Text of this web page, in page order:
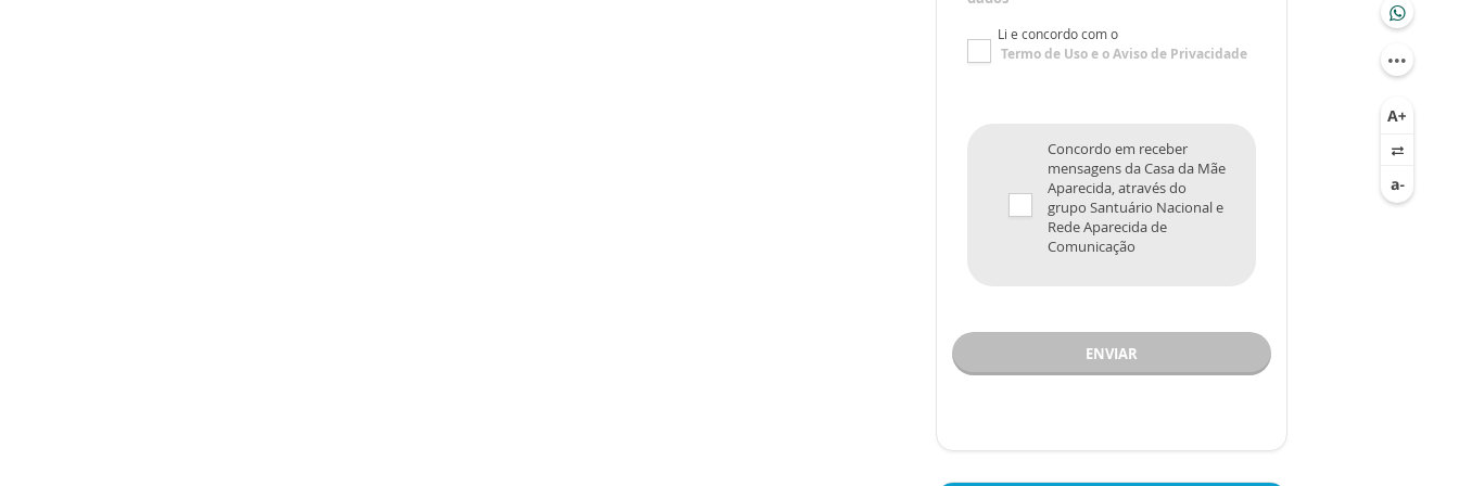
Li e concordo com o
Termo de Usoe oAviso de Privacidade
Concordo em receber
mensagens da Casa da Mãe
Aparecida, através do
grupo Santuário Nacional e
Rede Aparecida de
Comunicação
ENVIAR